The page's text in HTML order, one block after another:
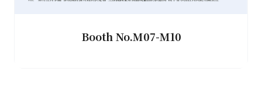
Booth No.M07-M10